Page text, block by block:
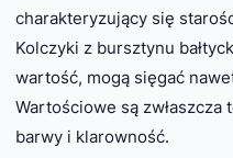
charakteryzujący się
Kolczyki z bursztynu
wartość, mogą sięgać
Wartościowe są
barwy i klarowność.